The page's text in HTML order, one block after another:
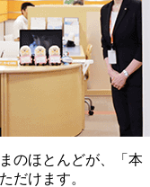
のほとんどが、「本
だけます。